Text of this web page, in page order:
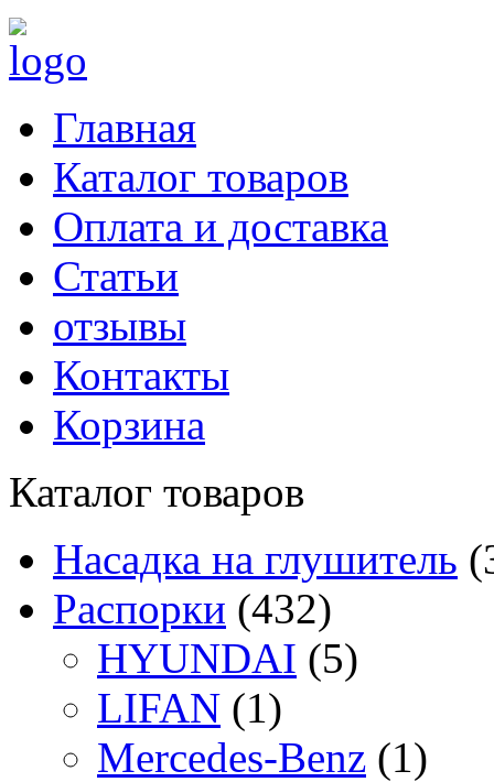
Главная
Каталог товаров
Оплата и доставка
Статьи
отзывы
Контакты
Корзина
Каталог товаров
Насадка на глушитель
Распорки (432)
HYUNDAI (5)
LIFAN (1)
Mercedes-Benz (1)